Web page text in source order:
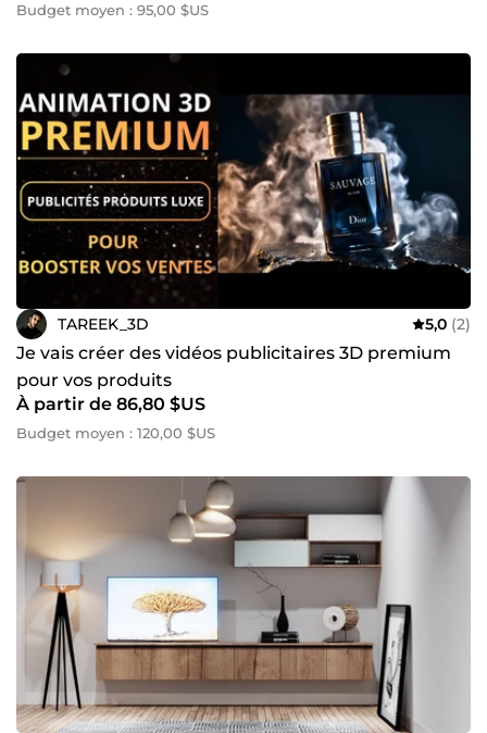
Budget moyen : 95,00 $US
TAREEK_3D 5,0 (2)
Je vais créer des vidéos publicitaires 3D premium
pour vos produits
À partir de 86,80 $US
Budget moyen : 120,00 $US